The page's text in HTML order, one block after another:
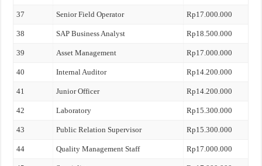
37 Senior Field Operator Rp17.000.000
38 SAP Business Analyst Rp18.500.000
39 Asset Management Rp17.000.000
40 Internal Auditor Rp14.200.000
41 Junior Officer Rp14.200.000
42 Laboratory Rp15.300.000
43 Public Relation Supervisor Rp15.300.000
44 Quality Management Staff Rp17.000.000